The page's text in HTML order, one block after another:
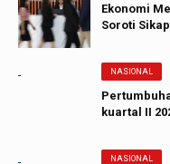
Ekonomi
Soroti
NASIONAL
kuartal II
NASIONAL